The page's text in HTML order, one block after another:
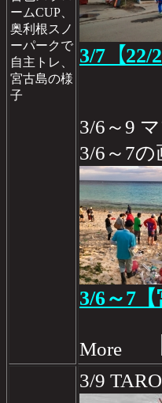
ームCUP、
奥利根スノ
ーパークで
自主トレ、
宮古島の様
子
3/7【22/
3/6～9
3/6～7の
3/6～7【
More
3/9